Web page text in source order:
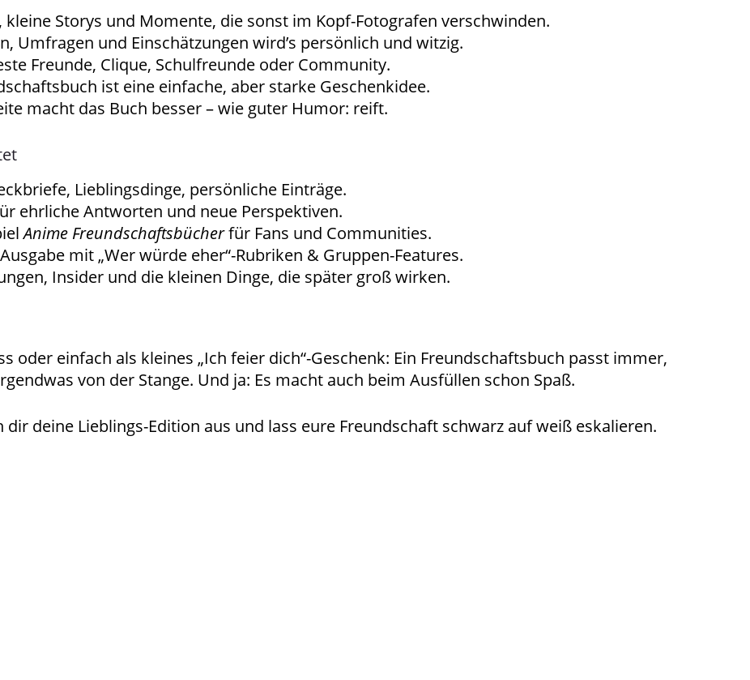
Storys und Momente, die sonst im Kopf-Fotografen verschwinden.
Umfragen und Einschätzungen wird’s persönlich und witzig.
Freunde, Clique, Schulfreunde oder Community.
ist eine einfache, aber starke Geschenkidee.
macht das Buch besser – wie guter Humor: reift.
Lieblingsdinge, persönliche Einträge.
ehrliche Antworten und neue Perspektiven.
Anime Freundschaftsbücherfür Fans und Communities.
mit „Wer würde eher“-Rubriken & Gruppen-Features.
Insider und die kleinen Dinge, die später groß wirken.
oder einfach als kleines „Ich feier dich“-Geschenk: Ein Freundschaftsbuch passt immer,
von der Stange. Und ja: Es macht auch beim Ausfüllen schon Spaß.
deine Lieblings-Edition aus und lass eure Freundschaft schwarz auf weiß eskalieren.